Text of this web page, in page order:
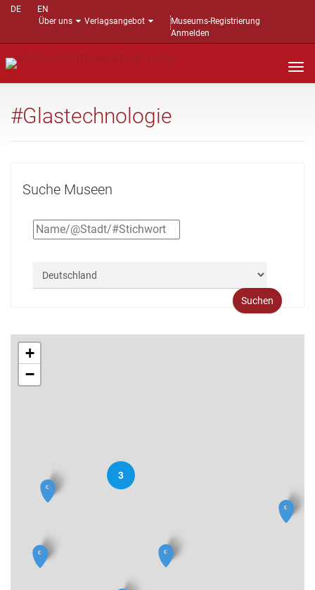
DE
EN
Über uns
Verlagsangebot
Museums-Registrierung
Anmelden
#Glastechnologie
Suche Museen
3
+
−